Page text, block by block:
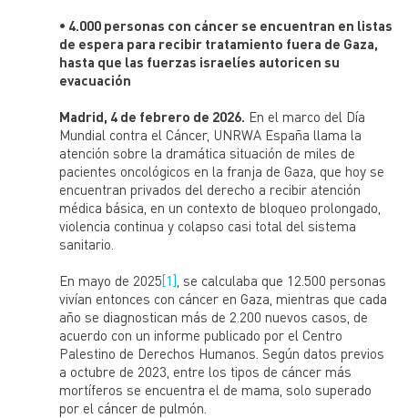
• 4.000 personas con cáncer se encuentran en listas
de espera para recibir tratamiento fuera de Gaza,
hasta que las fuerzas israelíes autoricen su
evacuación
Madrid, 4 de febrero de 2026. En el marco del Día
Mundial contra el Cáncer, UNRWA España llama la
atención sobre la dramática situación de miles de
pacientes oncológicos en la franja de Gaza, que hoy se
encuentran privados del derecho a recibir atención
médica básica, en un contexto de bloqueo prolongado,
violencia continua y colapso casi total del sistema
sanitario.
En mayo de 2025[1] , se calculaba que 12.500 personas
vivían entonces con cáncer en Gaza, mientras que cada
año se diagnostican más de 2.200 nuevos casos, de
acuerdo con un informe publicado por el Centro
Palestino de Derechos Humanos. Según datos previos
a octubre de 2023, entre los tipos de cáncer más
mortíferos se encuentra el de mama, solo superado
por el cáncer de pulmón.
UNRWA es un organismo de las Naciones Unidas
establecido por la Asamblea General en 1949 y el
mandato de prestar asistencia y protección a unos 5
millones de refugiados de Palestina registrados en
para que alcancen su pleno potencial de desarrollo
humano en espera de una solución justa a su difícil
situación. Los servicios de UNRWA abarcan la educación,
la salud, socorro y servicios sociales, la infraestructura y
mejora de los campamentos, y las microfinanzas.
UNRWA España trabaja con el objetivo de apoyar los
programas humanitarios de UNRWA y sensibilizar sobre
la situación de la población refugiada de Palestina a la
sociedad española.